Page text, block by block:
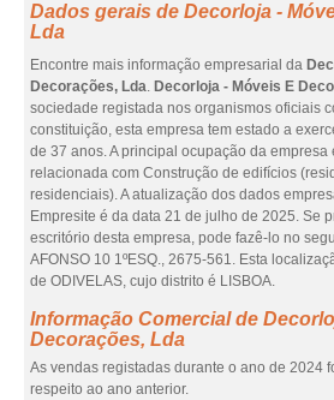
Dados gerais de Decorloja -
Lda
Encontre mais informação empresarial da
Decorações, Lda. Decorloja - Móveis E
sociedade registada nos organismos oficiais
constituição, esta empresa tem estado a
de 37 anos. A principal ocupação da empresa
relacionada com Construção de edifícios
residenciais). A atualização dos dados
Empresite é da data 21 de julho de 2025. Se
escritório desta empresa, pode fazê-lo no
AFONSO 10 1ºESQ., 2675-561. Esta
de ODIVELAS, cujo distrito é LISBOA.
Informação Comercial de
Decorações, Lda
As vendas registadas durante o ano de 2024
respeito ao ano anterior.